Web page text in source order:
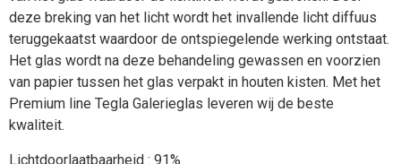
deze breking van het licht wordt het invallende licht diffuus
teruggekaatst waardoor de ontspiegelende werking ontstaat.
Het glas wordt na deze behandeling gewassen en voorzien
van papier tussen het glas verpakt in houten kisten. Met het
Premium line Tegla Galerieglas leveren wij de beste
kwaliteit.
Lichtdoorlaatbaarheid : 91%